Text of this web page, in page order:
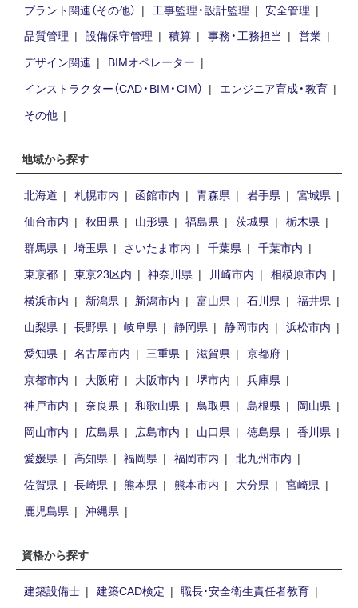
プラント関連（その他）
工事監理・設計監理
安全管理
品質管理
設備保守管理 積算 事務・工務担当
営業
デザイン関連
BIMオペレーター
インストラクター（CAD・BIM・CIM）
エンジニア育成・教育
その他
地域から探す
北海道 札幌市内 函館市内 青森県 岩手県
宮城県
仙台市内
秋田県 山形県 福島県 茨城県
栃木県
群馬県
埼玉県 さいたま市内 千葉県
千葉市内
東京都
東京23区内 神奈川県 川崎市内
相模原市内
横浜市内
新潟県 新潟市内 富山県 石川県
福井県
山梨県
長野県 岐阜県 静岡県 静岡市内
浜松市内
愛知県
名古屋市内 三重県 滋賀県
京都府
京都市内
大阪府 大阪市内 堺市内
兵庫県
神戸市内
奈良県 和歌山県 鳥取県 島根県
岡山県
岡山市内
広島県 広島市内 山口県 徳島県
香川県
愛媛県
高知県 福岡県 福岡市内
北九州市内
佐賀県
長崎県 熊本県 熊本市内 大分県
宮崎県
鹿児島県
沖縄県
資格から探す
建築設備士 建築CAD検定
職長･安全衛生責任者教育